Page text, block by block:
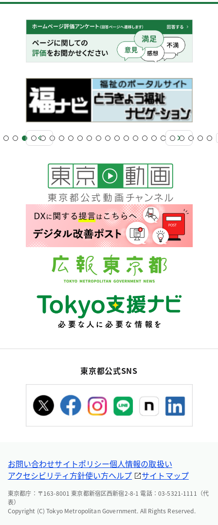
東京都公式SNS
お問い合わせサイトポリシー個人情報の取扱い
アクセシビリティ方針使い方ヘルプ サイトマップ
東京都庁：〒163-8001 東京都新宿区西新宿2-8-1 電話：03-5321-1111（代
表）
Copyright (C) Tokyo Metropolitan Government. All Rights Reserved.